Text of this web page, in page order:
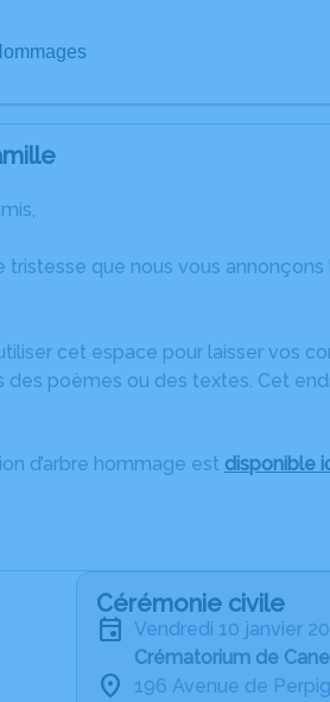
tristesse que nous vous
cet espace pour laisser vos
des poèmes ou des textes. Cet
d’arbre hommage est disponible
Cérémonie civile
vendredi 10 janvier
Crématorium de
196 Avenue de